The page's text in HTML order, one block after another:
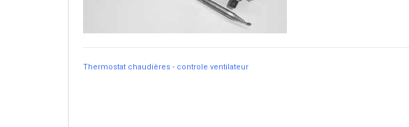
Thermostat chaudières - controle ventilateur